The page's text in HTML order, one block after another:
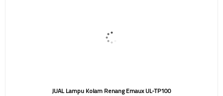
JUAL Lampu Kolam Renang Emaux UL-TP100